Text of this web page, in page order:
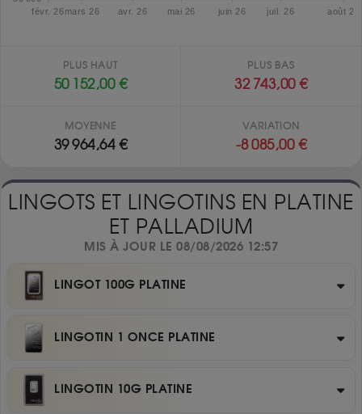
PLUS HAUT
50 152,00 €
PLUS BAS
32 743,00 €
MOYENNE
39 964,64 €
VARIATION
-8 085,00 €
LINGOTS ET LINGOTINS EN PLATINE
ET PALLADIUM
MIS À JOUR LE 08/08/2026 12:57
LINGOT 100G PLATINE
LINGOTIN 1 ONCE PLATINE
LINGOTIN 10G PLATINE